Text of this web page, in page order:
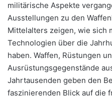
militärische Aspekte
Ausstellungen zu den
Mittelalters zeigen, wie sich
Technologien über die
haben. Waffen, Rüstungen
Ausrüstungsgegenstände
Jahrtausenden geben den
faszinierenden Blick auf die